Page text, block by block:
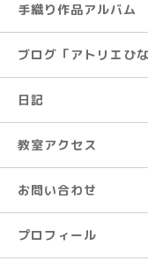
手織り作品アルバム
ブログ「アトリエひ
日記
教室アクセス
お問い合わせ
プロフィール